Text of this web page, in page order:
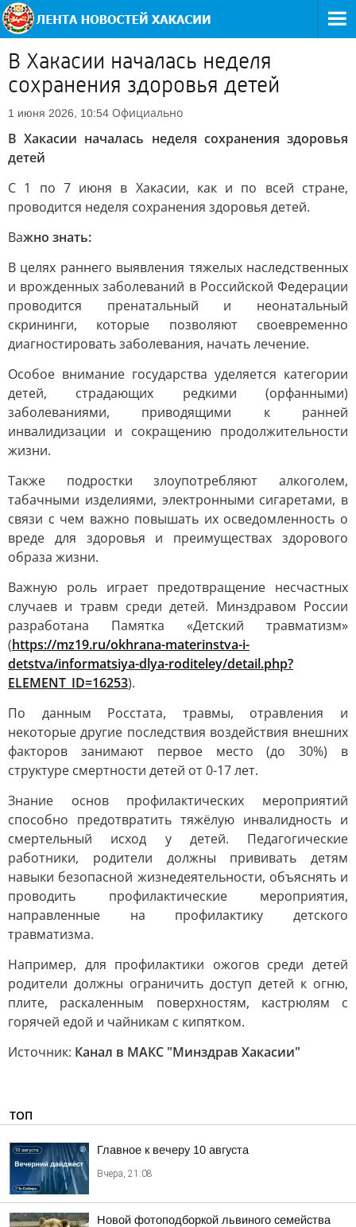
В Хакасии началась неделя
сохранения здоровья детей
1 июня 2026, 10:54 Официально
В Хакасии началась неделя сохранения здоровья
детей
С 1 по 7 июня в Хакасии, как и по всей стране,
проводится неделя сохранения здоровья детей.
Важно знать:
В целях раннего выявления тяжелых наследственных
и врожденных заболеваний в Российской Федерации
проводится пренатальный и неонатальный
скрининги, которые позволяют своевременно
диагностировать заболевания, начать лечение.
Особое внимание государства уделяется категории
детей, страдающих редкими (орфанными)
заболеваниями, приводящими к ранней
инвалидизации и сокращению продолжительности
жизни.
Также подростки злоупотребляют алкоголем,
табачными изделиями, электронными сигаретами, в
связи с чем важно повышать их осведомленность о
вреде для здоровья и преимуществах здорового
образа жизни.
Важную роль играет предотвращение несчастных
случаев и травм среди детей. Минздравом России
разработана Памятка «Детский травматизм»
(https://mz19.ru/okhrana-materinstva-i-
detstva/informatsiya-dlya-roditeley/detail.php?
ELEMENT_ID=16253).
По данным Росстата, травмы, отравления и
некоторые другие последствия воздействия внешних
факторов занимают первое место (до 30%) в
структуре смертности детей от 0-17 лет.
Знание основ профилактических мероприятий
способно предотвратить тяжёлую инвалидность и
смертельный исход у детей. Педагогические
работники, родители должны прививать детям
навыки безопасной жизнедеятельности, объяснять и
проводить профилактические мероприятия,
направленные на профилактику детского
травматизма.
Например, для профилактики ожогов среди детей
родители должны ограничить доступ детей к огню,
плите, раскаленным поверхностям, кастрюлям с
горячей едой и чайникам с кипятком.
Источник: Канал в МАКС "Минздрав Хакасии"
ТОП
Главное к вечеру 10 августа
Вчера, 21:08
Новой фотоподборкой львиного семейства